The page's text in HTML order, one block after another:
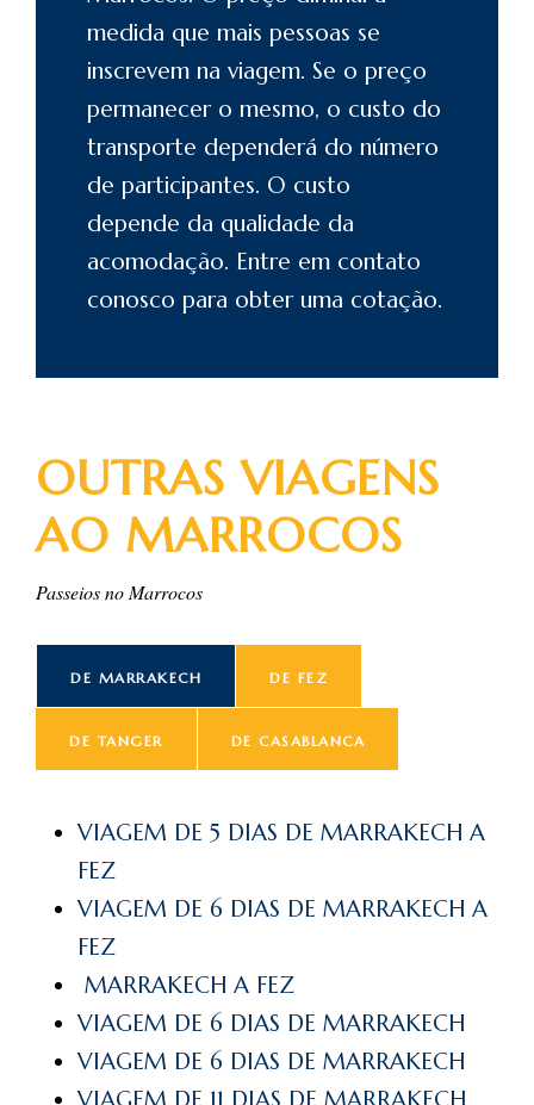
medida que mais pessoas se
inscrevem na viagem. Se o preço
permanecer o mesmo, o custo do
transporte dependerá do número
de participantes. O custo
depende da qualidade da
acomodação. Entre em contato
conosco para obter uma cotação.
OUTRAS VIAGENS
AO MARROCOS
Passeios no Marrocos
DE MARRAKECH DE FEZ
DE TANGER DE CASABLANCA
VIAGEM DE 5 DIAS DE MARRAKECH A
FEZ
VIAGEM DE 6 DIAS DE MARRAKECH A
FEZ
MARRAKECH A FEZ
VIAGEM DE 6 DIAS DE MARRAKECH
VIAGEM DE 6 DIAS DE MARRAKECH
VIAGEM DE 11 DIAS DE MARRAKECH